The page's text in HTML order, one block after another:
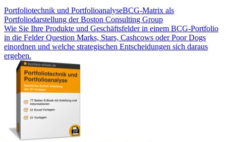
Portfoliotechnik und PortfolioanalyseBCG-Matrix als
Portfoliodarstellung der Boston Consulting Group
Wie Sie Ihre Produkte und Geschäftsfelder in einem BCG-Portfolio
in die Felder Question Marks, Stars, Cashcows oder Poor Dogs
einordnen und welche strategischen Entscheidungen sich daraus
ergeben.